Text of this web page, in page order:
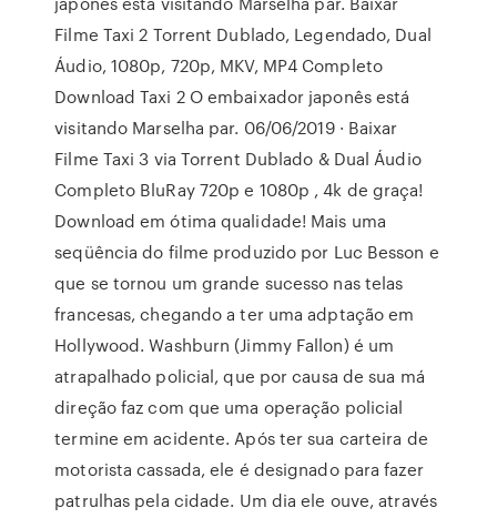
Filme Taxi 2 Torrent Dublado, Legendado, Dual
Áudio, 1080p, 720p, MKV, MP4 Completo
Download Taxi 2 O embaixador japonês está
visitando Marselha par. 06/06/2019 · Baixar
Filme Taxi 3 via Torrent Dublado & Dual Áudio
Completo BluRay 720p e 1080p , 4k de graça!
Download em ótima qualidade! Mais uma
seqüência do filme produzido por Luc Besson e
que se tornou um grande sucesso nas telas
francesas, chegando a ter uma adptação em
Hollywood. Washburn (Jimmy Fallon) é um
atrapalhado policial, que por causa de sua má
direção faz com que uma operação policial
termine em acidente. Após ter sua carteira de
motorista cassada, ele é designado para fazer
patrulhas pela cidade. Um dia ele ouve, através